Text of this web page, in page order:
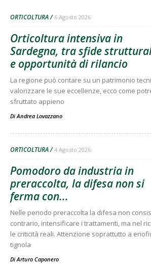
ORTICOLTURA 6 Agosto 2026
Orticoltura intensiva in
Sardegna, tra sfide
e opportunità di rilancio
La regione può contare su un patrimonio
valorizzare le sue eccellenze, ecco come
sfruttato appieno
Di Andrea Lovazzano
ORTICOLTURA 4 Agosto 2026
Pomodoro da industria in
preraccolta, la difesa non si
ferma con...
Nelle periodo preraccolta la difesa non
contrario, intensificare i trattamenti, ma nel
le criticità reali. Attenzione soprattutto a
tignola
Di Arturo Caponero